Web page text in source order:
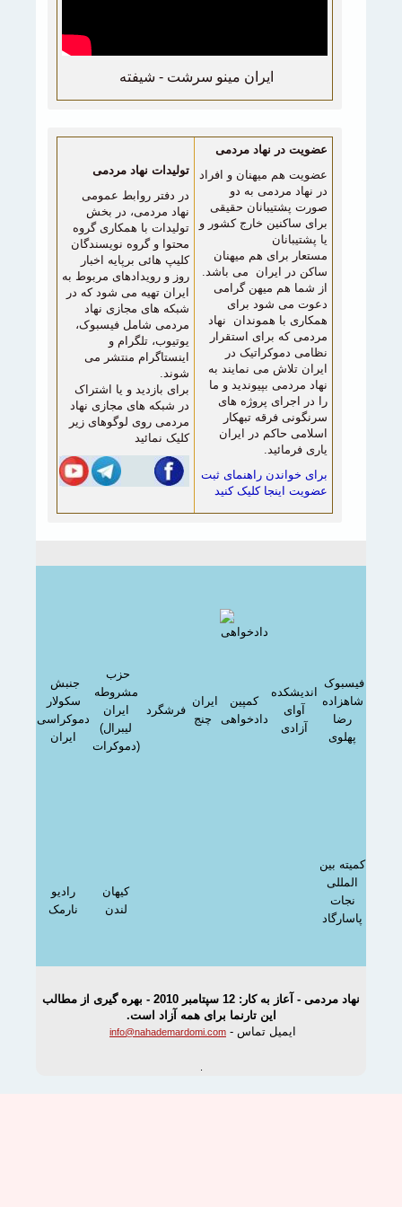
ايران مينو سرشت - شيفته
عضویت در نهاد مردمی
عضویت هم میهنان و افراد
در نهاد مردمی به دو
صورت پشتیبانان حقیقی
برای ساکنین خارج کشور و
یا پشتیبانان
مستعار برایهم میهنان
ساکن در ایران می باشد.
از شما هم میهن گرامی
دعوت می شود برای
همکاری با هموندان نهاد
مردمی که برای استقرار
نظامی دموکراتیک در
ایران تلاش می نمایند به
نهاد مردمی بپیوندید و ما
را در اجرای پروژه های
سرنگونی فرقه تبهکار
اسلامی حاکم در ایران
یاری فرمائید.
برای خواندن راهنمای ثبت
عضویت اینجا کلیک کنید
تولیدات نهاد مردمی
در دفتر روابط عمومی
نهاد مردمی، در بخش
تولیدات با همکاری گروه
محتوا و گروه نویسندگان
کلیپ هائی برپایه اخبار
روز و رویدادهای مربوط به
ایران تهیه می شود که در
شبکه های مجازی نهاد
مردمی شامل فیسبوک،
یوتیوب، تلگرام و
اینستاگرام منتشر می
شوند.
برای بازدید و یا اشتراک
در شبکه های مجازی نهاد
مردمی روی لوگوهای زیر
کلیک نمائید
سکولار
دموکراسی
ایران
مشروطه
ایران
فرشگرد
ایران
چنج
کمپین
دادخواهی
اندیشکده
آوای
آزادی
فیسبوک
رادیو
نارمک
بین
نهاد مردمی - آعاز به کار: 12 سپتامبر 2010 - بهره گیری از مطالب
این تارنما برای همه آزاد است.
ایمیل تماس - info@nahademardomi.com